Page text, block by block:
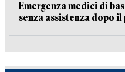
Emergenza medici di
senza assistenza dopo